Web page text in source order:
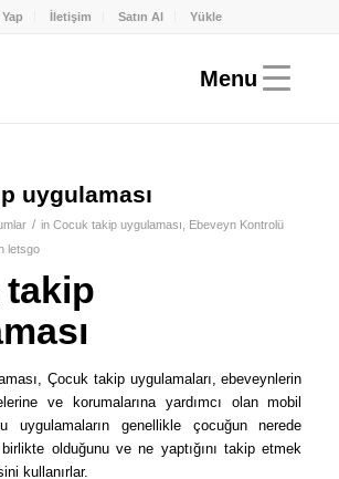
İletişim Satın Al Yükle
uygulaması
/ in Cocuk takip uygulaması
Ebeveyn Kontrolü
letsgo
Çocuk takip uygulamaları, ebeveynlerin
ve korumalarına yardımcı olan mobil
uygulamaların genellikle çocuğun nerede
olduğunu ve ne yaptığını takip etmek
kullanırlar.